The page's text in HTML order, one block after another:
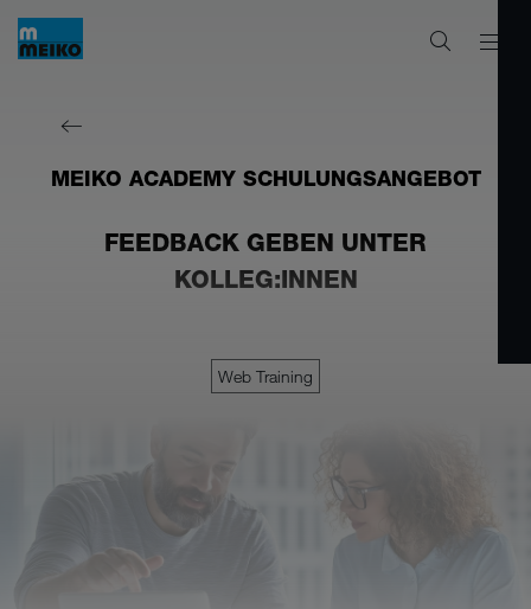
MEIKO ACADEMY SCHULUNGSANGEBOT
FEEDBACK GEBEN UNTER
KOLLEG:INNEN
Web Training